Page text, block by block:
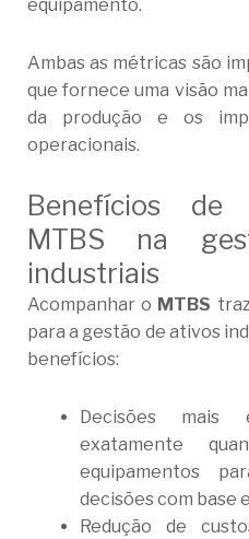
equipamento.
Ambas as métricas são
que fornece uma visão
da produção e os
operacionais.
Benefícios de
MTBS na
industriais
Acompanhar o MTBS
para a gestão de ativos
benefícios:
Decisões mais
exatamente
equipamentos
decisões com base
Redução de